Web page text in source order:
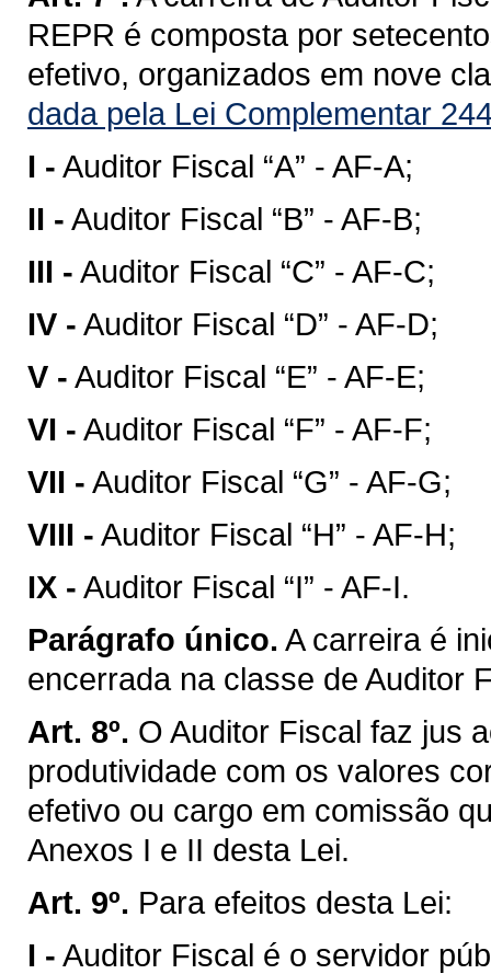
REPR é composta por
efetivo, organizados em nove
dada pela Lei Complementar
I - Auditor Fiscal “A” - AF-A;
II - Auditor Fiscal “B” - AF-B;
III - Auditor Fiscal “C” - AF-C;
IV - Auditor Fiscal “D” - AF-D;
V - Auditor Fiscal “E” - AF-E;
VI - Auditor Fiscal “F” - AF-F;
VII - Auditor Fiscal “G” - AF-G;
VIII - Auditor Fiscal “H” - AF-H;
IX - Auditor Fiscal “I” - AF-I.
Parágrafo único. A carreira é
encerrada na classe de Auditor
Art. 8º. O Auditor Fiscal faz jus
produtividade com os valores
efetivo ou cargo em comissão
Anexos I e II desta Lei.
Art. 9º. Para efeitos desta Lei:
I - Auditor Fiscal é o servidor